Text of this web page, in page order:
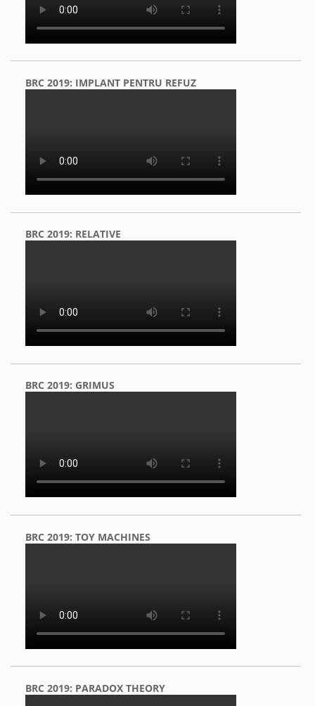
BRC 2019: IMPLANT PENTRU REFUZ
BRC 2019: RELATIVE
BRC 2019: GRIMUS
BRC 2019: TOY MACHINES
BRC 2019: PARADOX THEORY